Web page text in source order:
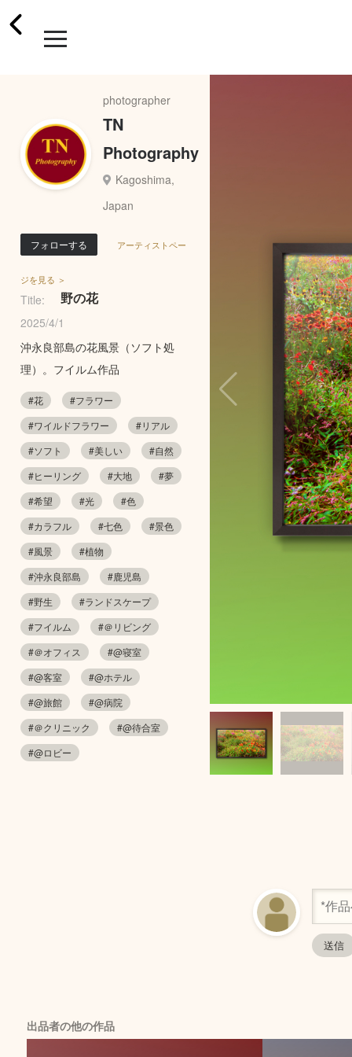
photographer
TN
Photography
Kagoshima,
Japan
フォローする アーティストペー
ジを見る ＞
Title: 野の花
2025/4/1
沖永良部島の花風景（ソフト処
理）。フイルム作品
#花
#フラワー
#ワイルドフラワー
#リアル
#ソフト
#美しい
#自然
#ヒーリング
#大地
#夢
#希望
#光
#色
#カラフル
#七色
#景色
#風景
#植物
#沖永良部島
#鹿児島
#野生
#ランドスケープ
#フイルム
#＠リビング
#＠オフィス
#@寝室
#@客室
#@ホテル
#@旅館
#@病院
#＠クリニック
#@待合室
#@ロビー
出品者の他の作品